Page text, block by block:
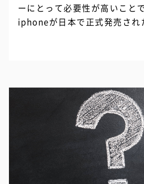
ーにとって必要性が高いこと
iphoneが日本で正式発売され